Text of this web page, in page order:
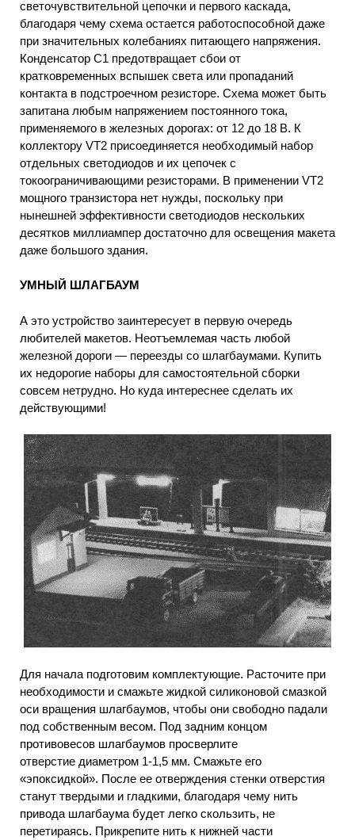
светочувствительной цепочки и первого каскада,
благодаря чему схема остается работоспособной даже
при значительных колебаниях питающего напряжения.
Конденсатор С1 предотвращает сбои от
кратковременных вспышек света или пропаданий
контакта в подстроечном резисторе. Схема может быть
запитана любым напряжением постоянного тока,
применяемого в железных дорогах: от 12 до 18 В. К
коллектору VT2 присоединяется необходимый набор
отдельных светодиодов и их цепочек с
токоограничивающими резисторами. В применении VТ2
мощного транзистора нет нужды, поскольку при
нынешней эффективности светодиодов нескольких
десятков миллиампер достаточно для освещения макета
даже большого здания.
УМНЫЙ ШЛАГБАУМ
А это устройство заинтересует в первую очередь
любителей макетов. Неотъемлемая часть любой
железной дороги — переезды со шлагбаумами. Купить
их недорогие наборы для самостоятельной сборки
совсем нетрудно. Но куда интереснее сделать их
действующими!
Для начала подготовим комплектующие. Расточите при
необходимости и смажьте жидкой силиконовой смазкой
оси вращения шлагбаумов, чтобы они свободно падали
под собственным весом. Под задним концом
противовесов шлагбаумов просверлите
отверстие диаметром 1-1,5 мм. Смажьте его
«эпоксидкой». После ее отверждения стенки отверстия
станут твердыми и гладкими, благодаря чему нить
привода шлагбаума будет легко скользить, не
перетираясь. Прикрепите нить к нижней части